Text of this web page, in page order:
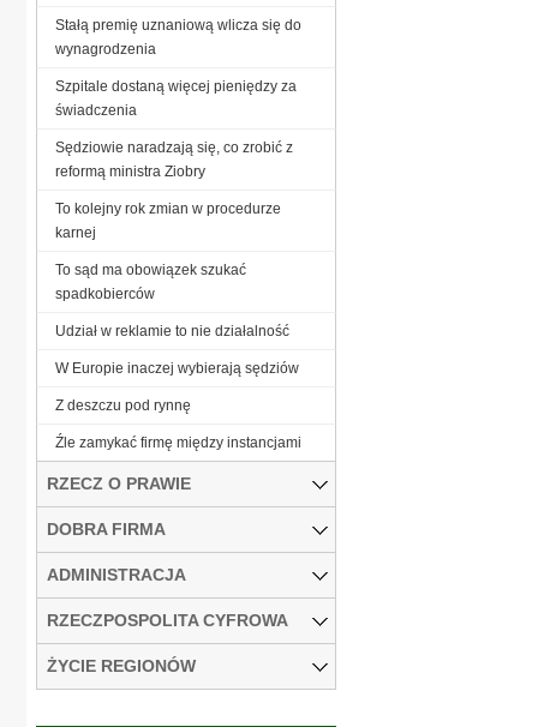
Stałą premię uznaniową wlicza się do
wynagrodzenia
Szpitale dostaną więcej pieniędzy za
świadczenia
Sędziowie naradzają się, co zrobić z
reformą ministra Ziobry
To kolejny rok zmian w procedurze
karnej
To sąd ma obowiązek szukać
spadkobierców
Udział w reklamie to nie działalność
W Europie inaczej wybierają sędziów
Z deszczu pod rynnę
Źle zamykać firmę między instancjami
RZECZ O PRAWIE
DOBRA FIRMA
ADMINISTRACJA
RZECZPOSPOLITA CYFROWA
ŻYCIE REGIONÓW